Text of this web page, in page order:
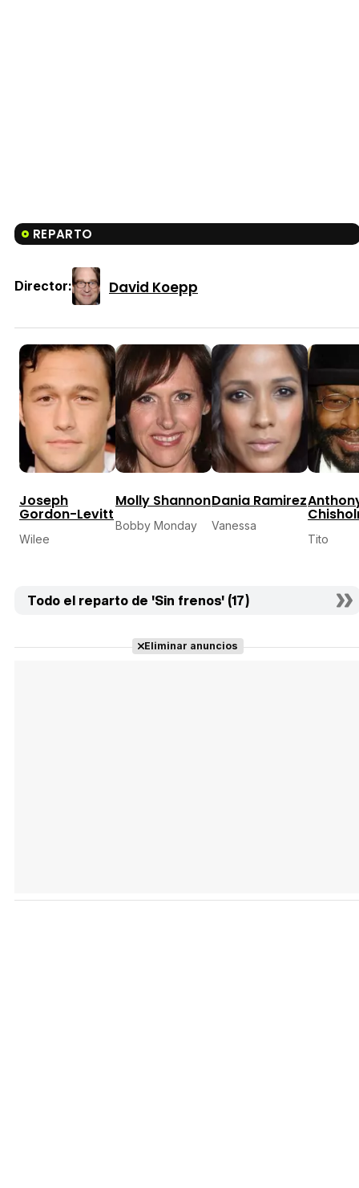
REPARTO
Director: David Koepp
Joseph
Gordon-Levitt
Wilee
Molly Shannon
Bobby Monday
Dania Ramirez
Vanessa
Tito
Todo el reparto de 'Sin frenos' (17)
Eliminar anuncios